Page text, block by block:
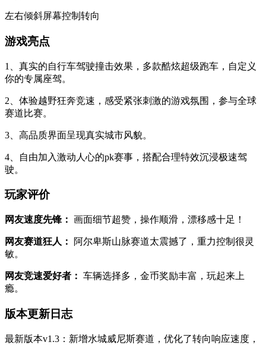
左右倾斜屏幕控制转向
游戏亮点
1、真实的自行车驾驶撞击效果，多款酷炫超级跑车，自定义
你的专属座驾。
2、体验越野狂奔竞速，感受紧张刺激的游戏氛围，参与全球
赛道比赛。
3、高品质界面呈现真实城市风貌。
4、自由加入激动人心的pk赛事，搭配合理特效沉浸极速驾
驶。
玩家评价
网友速度先锋： 画面细节超赞，操作顺滑，漂移感十足！
网友赛道狂人：
阿尔卑斯山脉赛道太震撼了，重力控制很灵
敏。
网友竞速爱好者： 车辆选择多，金币奖励丰富，玩起来上
瘾。
版本更新日志
最新版本v1.3：新增水城威尼斯赛道，优化了转向响应速度，